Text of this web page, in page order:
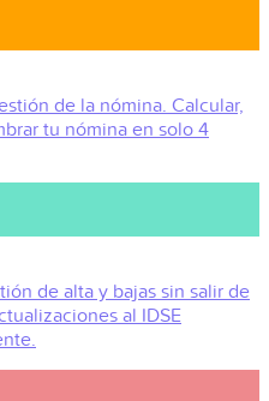
de la nómina. Calcular,
tu nómina en solo 4
de alta y bajas sin salir de
al IDSE